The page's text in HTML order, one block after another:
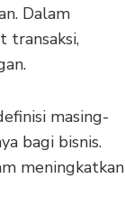
Dalam
transaksi,
masing-
bagi bisnis.
meningkatkan